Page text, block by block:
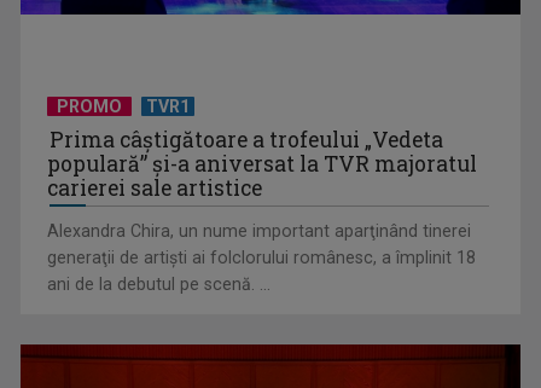
Horaţiu Mălăele ...
PROMO TVR1
Prima câştigătoare a trofeului „Vedeta
populară” şi-a aniversat la TVR majoratul
carierei sale artistice
Alexandra Chira, un nume important aparţinând tinerei
generaţii de artişti ai folclorului românesc, a împlinit 18
ani de la debutul pe scenă. ...